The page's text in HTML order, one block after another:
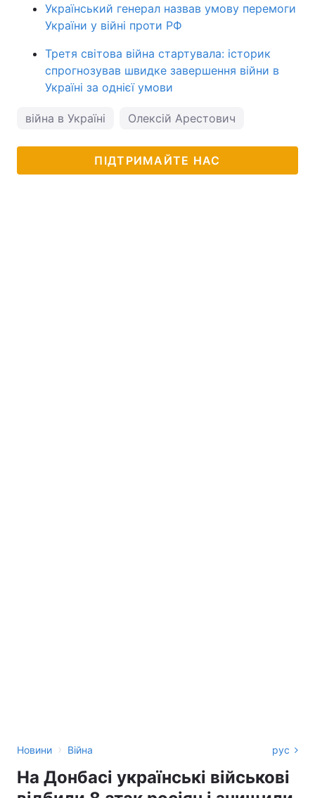
Український генерал назвав умову перемоги
України у війні проти РФ
Третя світова війна стартувала: історик
спрогнозував швидке завершення війни в
Україні за однієї умови
війна в Україні Олексій Арестович
ПІДТРИМАЙТЕ НАС
Новини › Війна рус
На Донбасі українські військові